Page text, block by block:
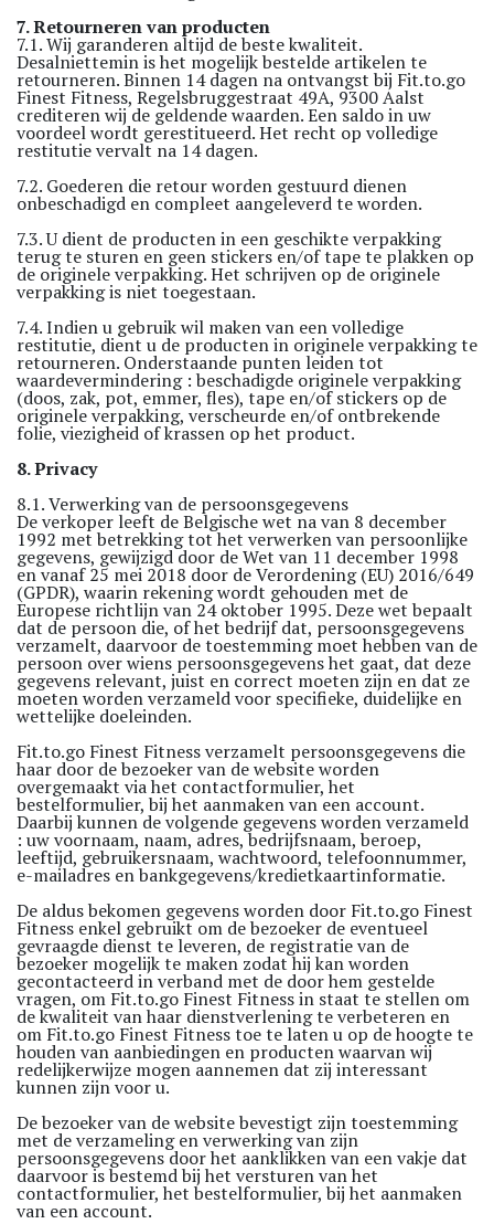
7. Retourneren van producten
7.1. Wij garanderen altijd de beste kwaliteit.
Desalniettemin is het mogelijk bestelde artikelen te
retourneren. Binnen 14 dagen na ontvangst bij Fit.to.go
Finest Fitness, Regelsbruggestraat 49A, 9300 Aalst
crediteren wij de geldende waarden. Een saldo in uw
voordeel wordt gerestitueerd. Het recht op volledige
restitutie vervalt na 14 dagen.
7.2. Goederen die retour worden gestuurd dienen
onbeschadigd en compleet aangeleverd te worden.
7.3. U dient de producten in een geschikte verpakking
terug te sturen en geen stickers en/of tape te plakken op
de originele verpakking. Het schrijven op de originele
verpakking is niet toegestaan.
7.4. Indien u gebruik wil maken van een volledige
restitutie, dient u de producten in originele verpakking te
retourneren. Onderstaande punten leiden tot
waardevermindering : beschadigde originele verpakking
(doos, zak, pot, emmer, fles), tape en/of stickers op de
originele verpakking, verscheurde en/of ontbrekende
folie, viezigheid of krassen op het product.
8. Privacy
8.1. Verwerking van de persoonsgegevens
De verkoper leeft de Belgische wet na van 8 december
1992 met betrekking tot het verwerken van persoonlijke
gegevens, gewijzigd door de Wet van 11 december 1998
en vanaf 25 mei 2018 door de Verordening (EU) 2016/649
(GPDR), waarin rekening wordt gehouden met de
Europese richtlijn van 24 oktober 1995. Deze wet bepaalt
dat de persoon die, of het bedrijf dat, persoonsgegevens
verzamelt, daarvoor de toestemming moet hebben van de
persoon over wiens persoonsgegevens het gaat, dat deze
gegevens relevant, juist en correct moeten zijn en dat ze
moeten worden verzameld voor specifieke, duidelijke en
wettelijke doeleinden.
Fit.to.go Finest Fitness verzamelt persoonsgegevens die
haar door de bezoeker van de website worden
overgemaakt via het contactformulier, het
bestelformulier, bij het aanmaken van een account.
Daarbij kunnen de volgende gegevens worden verzameld
: uw voornaam, naam, adres, bedrijfsnaam, beroep,
leeftijd, gebruikersnaam, wachtwoord, telefoonnummer,
e-mailadres en bankgegevens/kredietkaartinformatie.
De aldus bekomen gegevens worden door Fit.to.go Finest
Fitness enkel gebruikt om de bezoeker de eventueel
gevraagde dienst te leveren, de registratie van de
bezoeker mogelijk te maken zodat hij kan worden
gecontacteerd in verband met de door hem gestelde
vragen, om Fit.to.go Finest Fitness in staat te stellen om
de kwaliteit van haar dienstverlening te verbeteren en
om Fit.to.go Finest Fitness toe te laten u op de hoogte te
houden van aanbiedingen en producten waarvan wij
redelijkerwijze mogen aannemen dat zij interessant
kunnen zijn voor u.
De bezoeker van de website bevestigt zijn toestemming
met de verzameling en verwerking van zijn
persoonsgegevens door het aanklikken van een vakje dat
daarvoor is bestemd bij het versturen van het
contactformulier, het bestelformulier, bij het aanmaken
van een account.